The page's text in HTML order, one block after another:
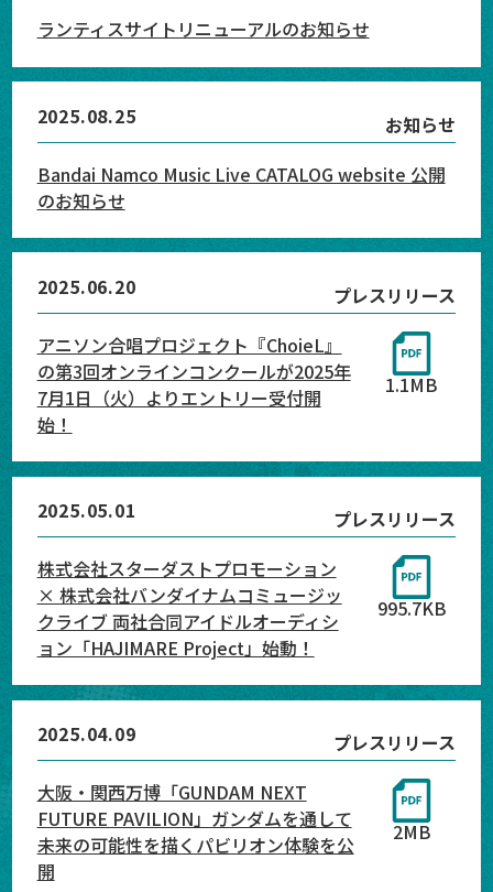
ランティスサイトリニューアルのお知らせ
2025.08.25
お知らせ
Bandai Namco Music Live CATALOG website 公開
のお知らせ
2025.06.20
プレスリリース
アニソン合唱プロジェクト『ChoieL』
の第3回オンラインコンクールが2025年
7月1日（火）よりエントリー受付開
始！
1.1MB
2025.05.01
プレスリリース
株式会社スターダストプロモーション
× 株式会社バンダイナムコミュージッ
クライブ 両社合同アイドルオーディシ
ョン「HAJIMARE Project」始動！
995.7KB
2025.04.09
プレスリリース
大阪・関西万博「GUNDAM NEXT
FUTURE PAVILION」ガンダムを通して
未来の可能性を描くパビリオン体験を公
開
2MB